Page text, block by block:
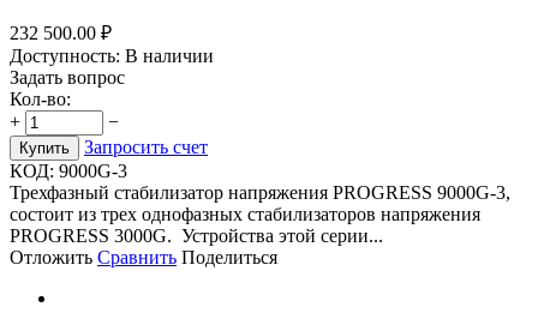
232 500.00 ₽
Доступность: В наличии
Задать вопрос
Кол-во:
+
−
Купить
Запросить счет
КОД: 9000G-3
Трехфазный стабилизатор напряжения PROGRESS 9000G-3,
состоит из трех однофазных стабилизаторов напряжения
PROGRESS 3000G. Устройства этой серии...
Отложить Сравнить Поделиться